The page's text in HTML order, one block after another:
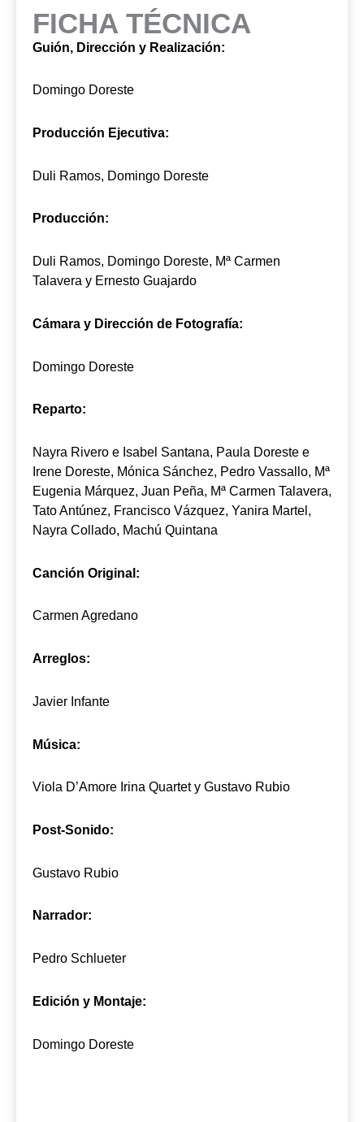
FICHA TÉCNICA
Guión, Dirección y Realización:
Domingo Doreste
Producción Ejecutiva:
Duli Ramos, Domingo Doreste
Producción:
Duli Ramos, Domingo Doreste, Mª Carmen
Talavera y Ernesto Guajardo
Cámara y Dirección de Fotografía:
Domingo Doreste
Reparto:
Nayra Rivero e Isabel Santana, Paula Doreste e
Irene Doreste, Mónica Sánchez, Pedro Vassallo, Mª
Eugenia Márquez, Juan Peña, Mª Carmen Talavera,
Tato Antúnez, Francisco Vázquez, Yanira Martel,
Nayra Collado, Machú Quintana
Canción Original:
Carmen Agredano
Arreglos:
Javier Infante
Música:
Viola D’Amore Irina Quartet y Gustavo Rubio
Post-Sonido:
Gustavo Rubio
Narrador:
Pedro Schlueter
Edición y Montaje:
Domingo Doreste